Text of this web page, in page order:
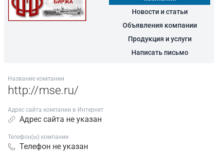
Новости и статьи
Объявления компании
Продукция и услуги
Написать письмо
Название компании
http://mse.ru/
Адрес сайта компании в Интернет
Адрес сайта не указан
Телефон(ы) компании
Телефон не указан